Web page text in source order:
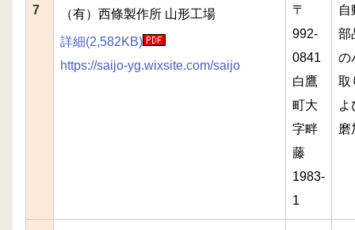
7 （有）西條製作所 山形工場
詳細(2,582KB)
https://saijo-yg.wixsite.com/saijo
〒
992-
0841
白鷹
町大
字畔
藤
1983-
1
自
部
の
取
よ
磨